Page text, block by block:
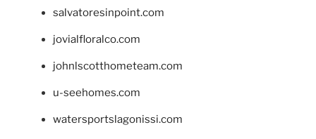
salvatoresinpoint.com
jovialfloralco.com
johnlscotthometeam.com
u-seehomes.com
watersportslagonissi.com